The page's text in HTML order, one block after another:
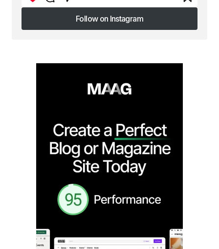
Follow on Instagram
Follow on Instagram